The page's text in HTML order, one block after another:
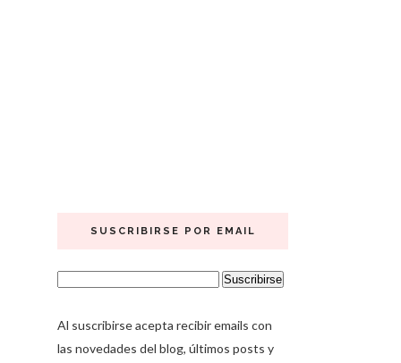
SUSCRIBIRSE POR EMAIL
Al suscribirse acepta recibir emails con
las novedades del blog, últimos posts y